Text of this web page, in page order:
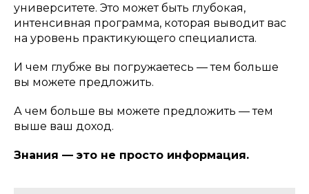
университете. Это может быть глубокая,
интенсивная программа, которая выводит вас
на уровень практикующего специалиста.
И чем глубже вы погружаетесь — тем больше
вы можете предложить.
А чем больше вы можете предложить — тем
выше ваш доход.
Знания — это не просто информация.